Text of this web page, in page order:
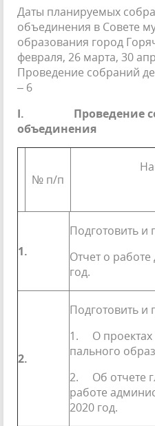
Даты планируемых
объединения в Совете
образования город
февраля, 26 марта, 30
Проведение собраний
– 6
I. Проведение
объединения
№ п/п
1.
Подготовить и
Отчет о
год.
2.
Подготовить и
1. О проектах
пального
2. Об отчете
работе
2020 год.